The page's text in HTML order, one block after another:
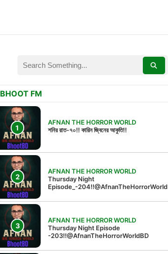
BHOOT FM
AFNAN THE HORROR WORLD
শনির রাত-৭০!! কারিন জ্বিনের আকুতি!!
AFNAN THE HORROR WORLD
Thursday Night
Episode_-204!!@AfnanTheHorrorWorld
AFNAN THE HORROR WORLD
Thursday Night Episode
-203!!@AfnanTheHorrorWorldBD